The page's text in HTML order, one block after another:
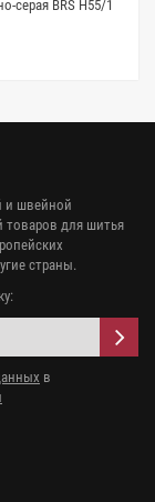
серая BRS H55/1
и швейной
товаров для шитья
страны.
в